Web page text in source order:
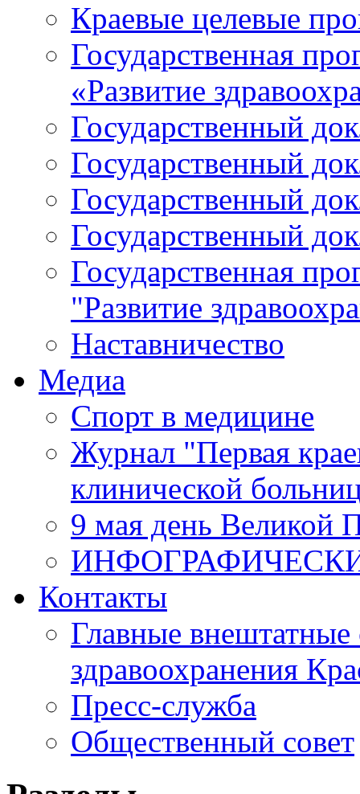
Краевые целевые
Государственная
«Развитие
Государственный
Государственный
Государственный
Государственный
Государственная
"Развитие
Наставничество
Медиа
Спорт в медицине
Журнал "Первая
клинической
9 мая день Великой
Контакты
Главные внештатные
здравоохранения
Пресс-служба
Общественный совет